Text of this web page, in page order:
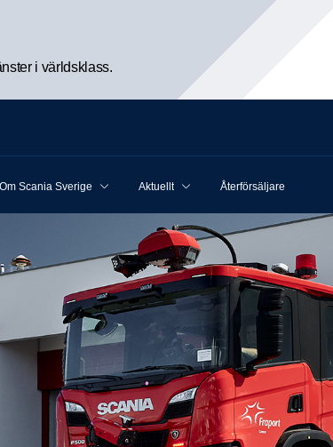
i världsklass.
Om Scania Sverige Aktuellt Återförsäljare